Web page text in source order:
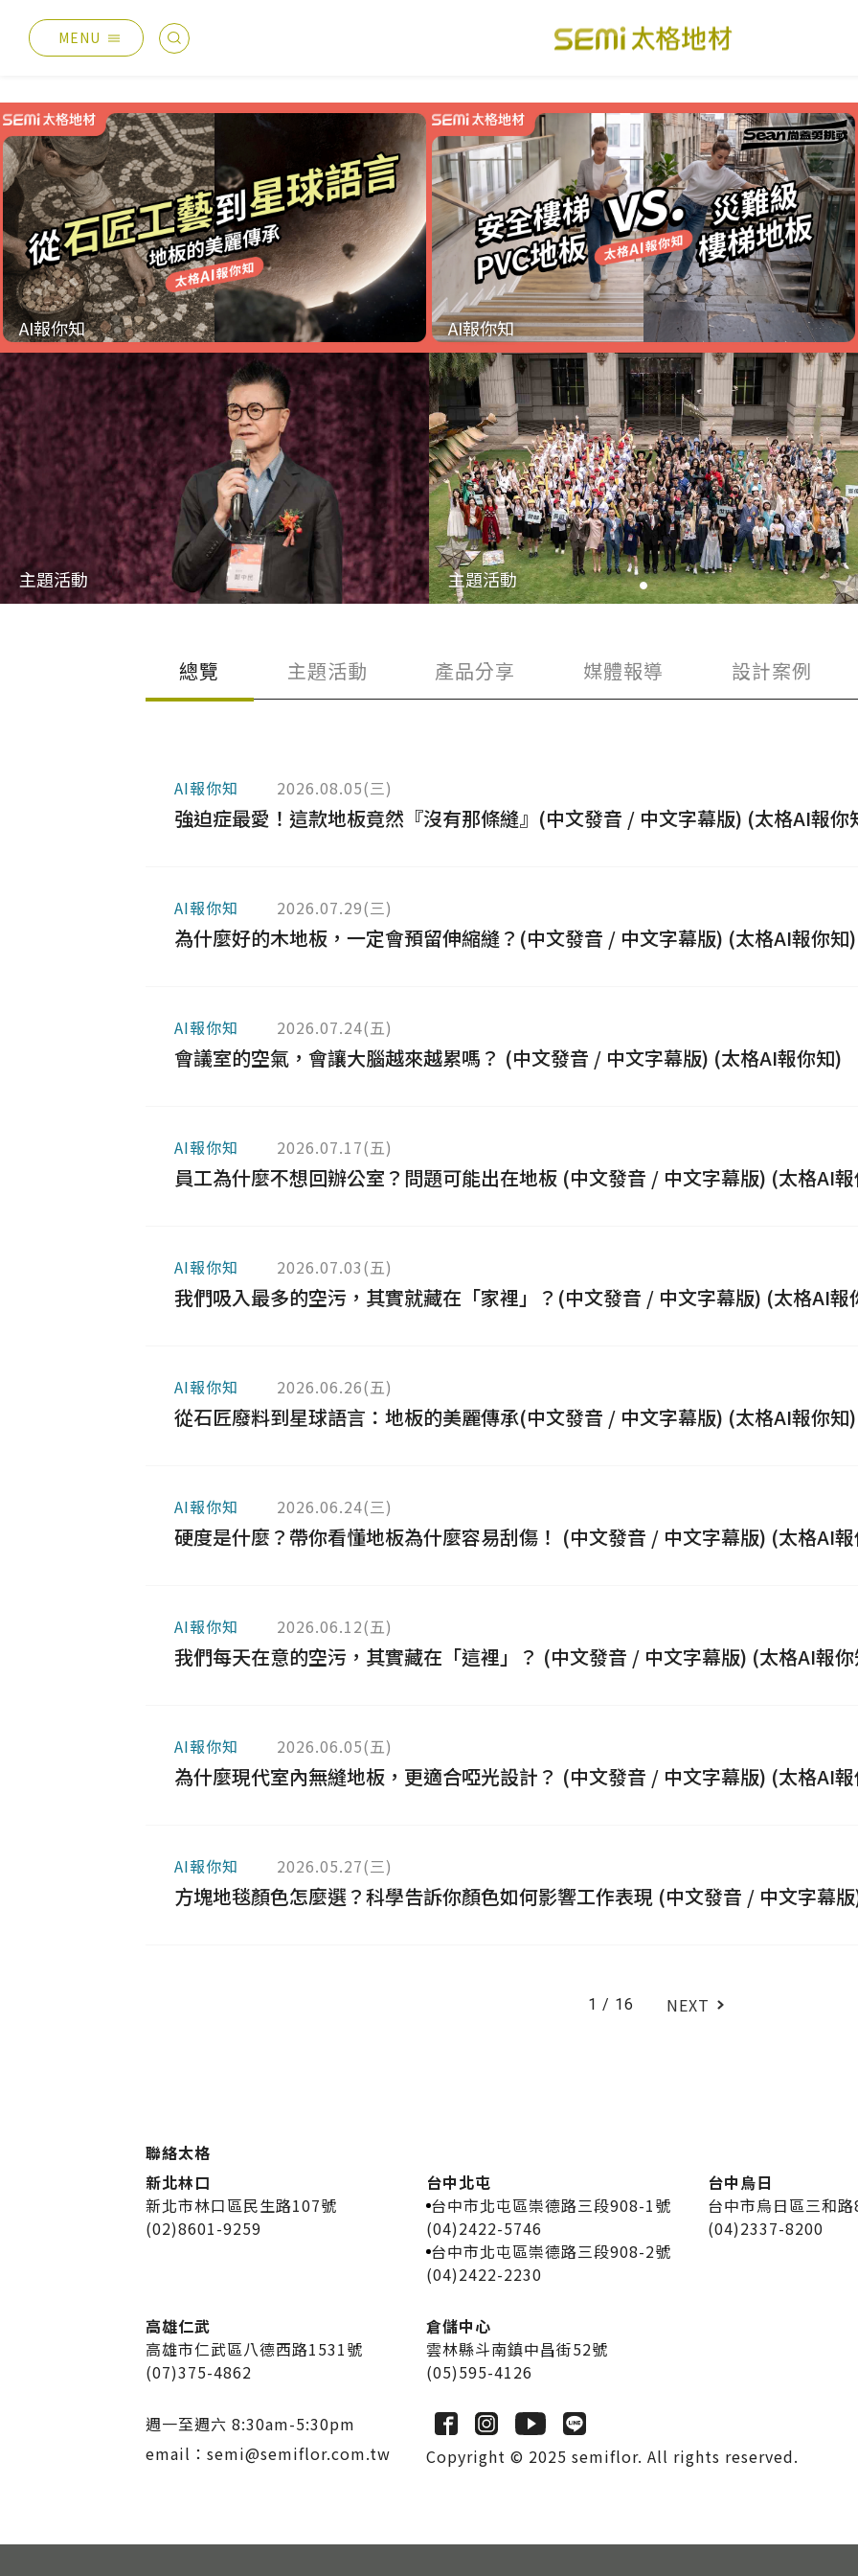
MENU
總覽
主題活動
產品分享
媒體報導
設計案例
太格生活
AI報你知
PVC透心卷材地板
美國設計方塊地毯
伊格疏水木地板
PVC複合卷材地板
寬幅式橡膠地板
伊格潛水木地板
SPC礦石卡扣地板
運動地板
歐洲實木地板
美國 LVT乙烯基地板
GTI裝甲速拼地板
PVC南亞透心地磚
PVC複合塑膠地板
ESD 導電地板
台化地毯
業績分類
建案．住宅
醫療．生技
商辦．商空
學校．運動
服務優勢
堅持品質
地坪設計提案
教育訓練
semi太格盃施工訓練
關於我們
聯絡太格
文化理念
企業日常
社會參與
下載・影音
產品目錄
影音分享
搜尋
AI報你知
Jun
26
AI報你知
May
08
主題活動
Apr
28
主題活動
Apr
28
總覽 主題活動 產品分享 媒體報導 設計案例
AI報你知 2026.08.05(三)
強迫症最愛！這款地板竟然『沒有那條縫』(中文發音 / 中文字幕版) (太格AI報你
AI報你知 2026.07.29(三)
為什麼好的木地板，一定會預留伸縮縫？(中文發音 / 中文字幕版) (太格AI報你知)
AI報你知 2026.07.24(五)
會議室的空氣，會讓大腦越來越累嗎？ (中文發音 / 中文字幕版) (太格AI報你知)
AI報你知 2026.07.17(五)
員工為什麼不想回辦公室？問題可能出在地板 (中文發音 / 中文字幕版) (太格AI
AI報你知 2026.07.03(五)
我們吸入最多的空污，其實就藏在「家裡」？(中文發音 / 中文字幕版) (太格AI報
AI報你知 2026.06.26(五)
從石匠廢料到星球語言：地板的美麗傳承(中文發音 / 中文字幕版) (太格AI報你知)
AI報你知 2026.06.24(三)
硬度是什麼？帶你看懂地板為什麼容易刮傷！ (中文發音 / 中文字幕版) (太格AI
AI報你知 2026.06.12(五)
我們每天在意的空污，其實藏在「這裡」？ (中文發音 / 中文字幕版) (太格AI報
AI報你知 2026.06.05(五)
為什麼現代室內無縫地板，更適合啞光設計？ (中文發音 / 中文字幕版) (太格AI
AI報你知 2026.05.27(三)
方塊地毯顏色怎麼選？科學告訴你顏色如何影響工作表現 (中文發音 / 中文字幕
1 / 16 NEXT
聯絡太格
新北林口
新北市林口區民生路107號
(02)8601-9259
台中北屯
台中市北屯區崇德路三段908-1號
(04)2422-5746
台中市北屯區崇德路三段908-2號
(04)2422-2230
台中烏日
台中市烏日區三和
(04)2337-8200
高雄仁武
高雄市仁武區八德西路1531號
(07)375-4862
倉儲中心
雲林縣斗南鎮中昌街52號
(05)595-4126
週一至週六 8:30am-5:30pm
email： semi@semiflor.com.tw Copyright © 2025 semiflor.All rights reserved.